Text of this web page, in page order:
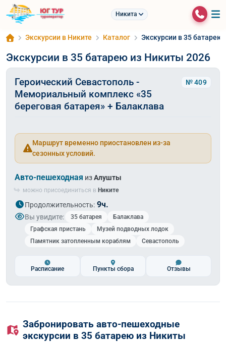
Никита
Экскурсии в Никите Каталог Экскурсии в 35 батарею
Экскурсии в 35 батарею из Никиты 2026
Героический Севастополь -
Мемориальный комплекс «35
береговая батарея» + Балаклава
№ 409
Маршрут временно приостановлен из-за
сезонных условий.
Авто-пешеходная изАлушты
можно присоединиться в Никите
Продолжительность: 9ч.
Вы увидите: 35 батарея
Балаклава
Графская пристань
Музей подводных лодок
Памятник затопленным кораблям
Севастополь
Расписание Пункты сбора Отзывы
Забронировать авто-пешеходные
экскурсии в 35 батарею из Никиты